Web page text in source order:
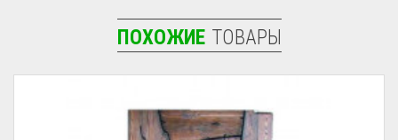
ПОХОЖИЕ ТОВАРЫ